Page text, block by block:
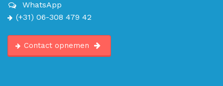
WhatsApp
(+31) 06-308 479 42
Contact opnemen